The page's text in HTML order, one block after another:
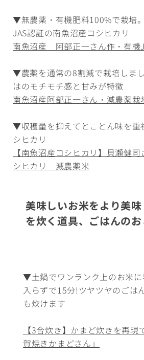
▼無農薬・有機肥料100%で栽培
JAS認証の南魚沼産コシヒカリ
南魚沼産 阿部正一さん作・有機
▼農薬を通常の8割減で栽培しま
はのモチモチ感と甘みが特徴
南魚沼産阿部正一さん・減農薬栽
▼収穫量を抑えてとことん味を重
シヒカリ
【南魚沼産コシヒカリ】貝瀬健
シヒカリ 減農薬米
美味しいお米をより美
を炊く道具、ごはんのお
▼土鍋でワンランク上のお米
入らずで15分!ツヤツヤのごは
も炊けます
【3合炊き】かまど炊きを再現
賀焼きかまどさん」